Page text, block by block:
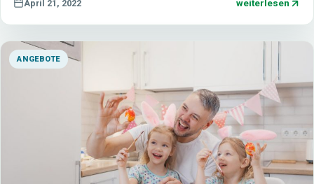
April 21, 2022 weiterlesen
ANGEBOTE